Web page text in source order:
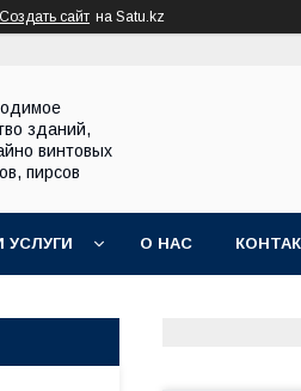
Создать сайт на Satu.kz
зданий,
винтовых
пирсов
УСЛУГИ О НАС